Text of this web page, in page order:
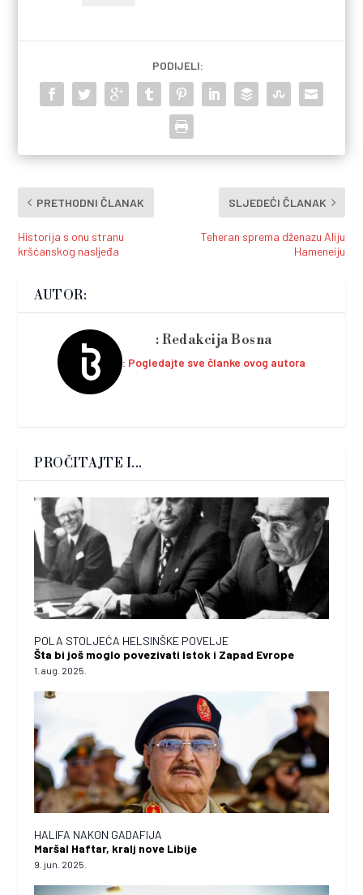
PODIJELI:
PRETHODNI ČLANAK
Historija s onu stranu
kršćanskog nasljeđa
SLJEDEĆI ČLANAK
Teheran sprema dženazu Aliju
Hameneiju
AUTOR:
Redakcija Bosna
Pogledajte sve članke ovog autora
PROČITAJTE I...
POLA STOLJEĆA HELSINŠKE POVELJE
Šta bi još moglo povezivati Istok i Zapad Evrope
1. aug. 2025.
HALIFA NAKON GADAFIJA
Maršal Haftar, kralj nove Libije
9. jun. 2025.